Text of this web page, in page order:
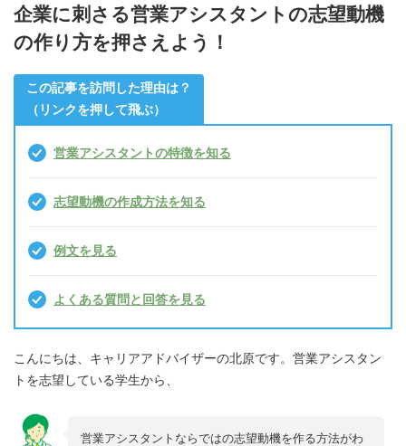
企業に刺さる営業アシスタントの志望動機
の作り方を押さえよう！
この記事を訪問した理由は？
（リンクを押して飛ぶ）
営業アシスタントの特徴を知る
志望動機の作成方法を知る
例文を見る
よくある質問と回答を見る
こんにちは、キャリアアドバイザーの北原です。営業アシスタン
トを志望している学生から、
営業アシスタントならではの志望動機を作る方法がわ